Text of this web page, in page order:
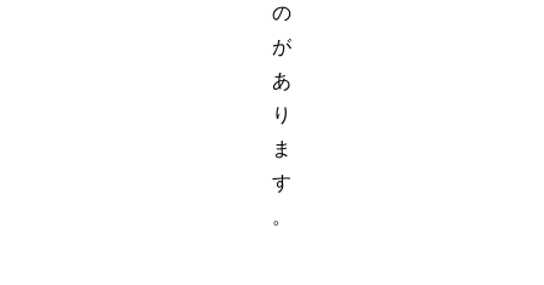
の
が
あ
り
ま
す
。